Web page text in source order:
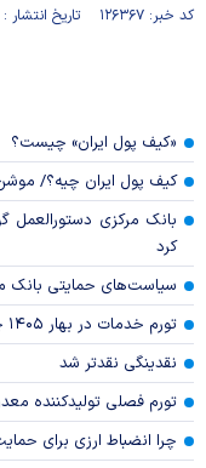
کد خبر: ۱۲۶۳۶۷ تاریخ انتشار : ۱۴۰۰/۰۶/۱۲
«کیف پول ایران» چیست؟
کیف پول ایران چیه؟/
بانک مرکزی دستورالعمل
کرد
سیاست‌های حمایتی بانک
تورم خدمات در بهار ۱۴۰۵ چقدر شد؟
نقدینگی نقدتر شد
تورم فصلی تولیدکننده
چرا انضباط ارزی برای